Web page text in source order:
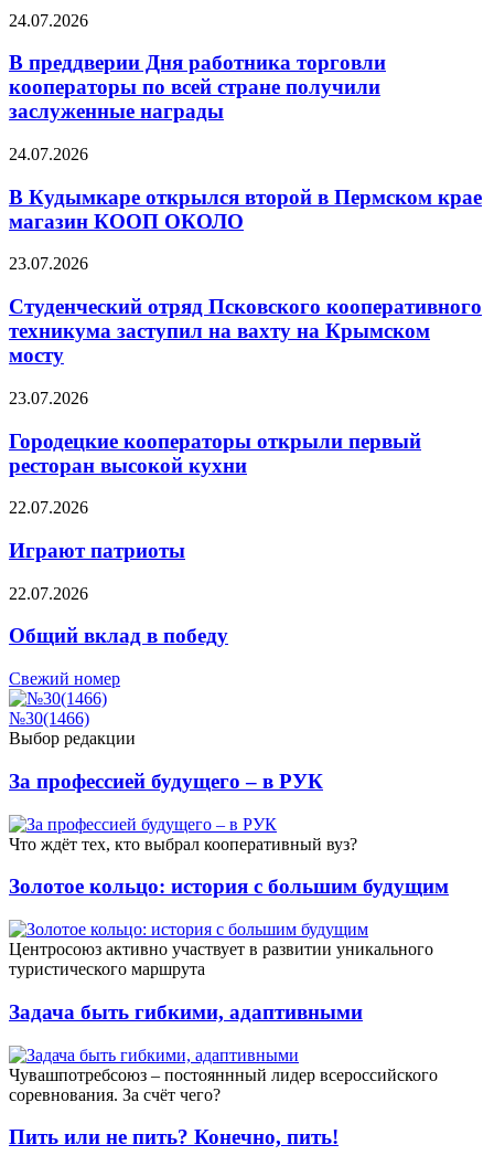
24.07.2026
В преддверии Дня работника торговли
кооператоры по всей стране получили
заслуженные награды
24.07.2026
В Кудымкаре открылся второй в Пермском крае
магазин КООП ОКОЛО
23.07.2026
Студенческий отряд Псковского кооперативного
техникума заступил на вахту на Крымском
мосту
23.07.2026
Городецкие кооператоры открыли первый
ресторан высокой кухни
22.07.2026
Играют патриоты
22.07.2026
Общий вклад в победу
Свежий номер
№30(1466)
Выбор редакции
За профессией будущего – в РУК
Что ждёт тех, кто выбрал кооперативный вуз?
Золотое кольцо: история с большим будущим
Центросоюз активно участвует в развитии уникального
туристического маршрута
Задача быть гибкими, адаптивными
Чувашпотребсоюз – постояннный лидер всероссийского
соревнования. За счёт чего?
Пить или не пить? Конечно, пить!